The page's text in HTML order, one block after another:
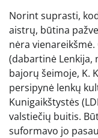
Norint suprasti,
aistrų, būtina
nėra
(dabartinė Lenkija,
bajorų šeimoje, K.
persipynė lenkų
Kunigaikštystės
valstiečių buitis.
suformavo jo